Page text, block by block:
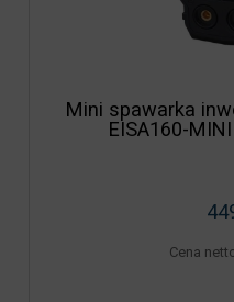
Mini spawarka
EISA160-
Cena